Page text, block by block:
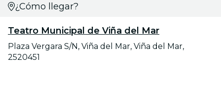
¿Cómo llegar?
Teatro Municipal de Viña del Mar
Plaza Vergara S/N, Viña del Mar, Viña del Mar,
2520451